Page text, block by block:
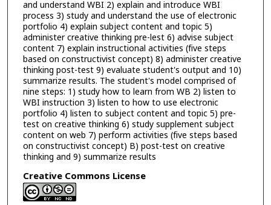
and understand WBI 2) explain and introduce WBI
process 3) study and understand the use of electronic
portfolio 4) explain subject content and topic 5)
administer creative thinking pre-lest 6) advise subject
content 7) explain instructional activities (five steps
based on constructivist concept) 8) administer creative
thinking post-test 9) evaluate student's output and 10)
summarize results. The student's model comprised of
nine steps: 1) study how to learn from WB 2) listen to
WBI instruction 3) listen to how to use electronic
portfolio 4) listen to subject content and topic 5) pre-
test on creative thinking 6) study supplement subject
content on web 7) perform activities (five steps based
on constructivist concept) B) post-test on creative
thinking and 9) summarize results
Creative Commons License